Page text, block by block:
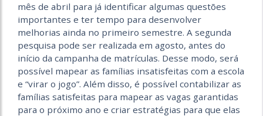
mês de abril para já identificar algumas questões
importantes e ter tempo para desenvolver
melhorias ainda no primeiro semestre. A segunda
pesquisa pode ser realizada em agosto, antes do
início da campanha de matrículas. Desse modo, será
possível mapear as famílias insatisfeitas com a escola
e “virar o jogo”. Além disso, é possível contabilizar as
famílias satisfeitas para mapear as vagas garantidas
para o próximo ano e criar estratégias para que elas